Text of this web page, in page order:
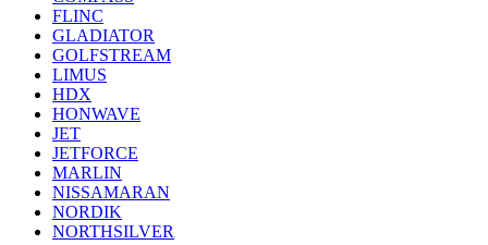
FLINC
GLADIATOR
GOLFSTREAM
LIMUS
HDX
HONWAVE
JET
JETFORCE
MARLIN
NISSAMARAN
NORDIK
NORTHSILVER